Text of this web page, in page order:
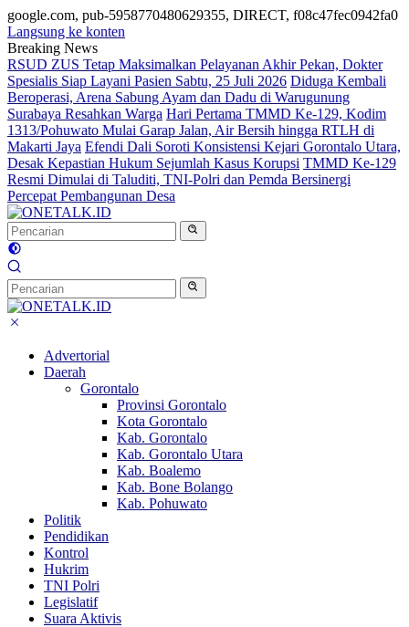
google.com, pub-5958770480629355, DIRECT, f08c47fec0942fa0
Langsung ke konten
Breaking News
RSUD ZUS Tetap Maksimalkan Pelayanan Akhir Pekan, Dokter
Spesialis Siap Layani Pasien Sabtu, 25 Juli 2026 Diduga Kembali
Beroperasi, Arena Sabung Ayam dan Dadu di Warugunung
Surabaya Resahkan Warga Hari Pertama TMMD Ke-129, Kodim
1313/Pohuwato Mulai Garap Jalan, Air Bersih hingga RTLH di
Makarti Jaya Efendi Dali Soroti Konsistensi Kejari Gorontalo Utara,
Desak Kepastian Hukum Sejumlah Kasus Korupsi TMMD Ke-129
Resmi Dimulai di Taluditi, TNI-Polri dan Pemda Bersinergi
Percepat Pembangunan Desa
Advertorial
Daerah
Gorontalo
Provinsi Gorontalo
Kota Gorontalo
Kab. Gorontalo
Kab. Gorontalo Utara
Kab. Boalemo
Kab. Bone Bolango
Kab. Pohuwato
Politik
Pendidikan
Kontrol
Hukrim
TNI Polri
Legislatif
Suara Aktivis